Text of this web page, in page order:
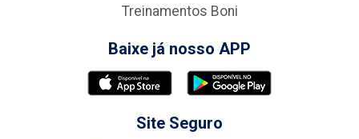
Treinamentos Boni
Baixe já nosso APP
Site Seguro